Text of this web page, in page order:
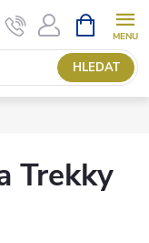
HLEDAT
NÁKUPNÍ
KOŠÍK
Trekky